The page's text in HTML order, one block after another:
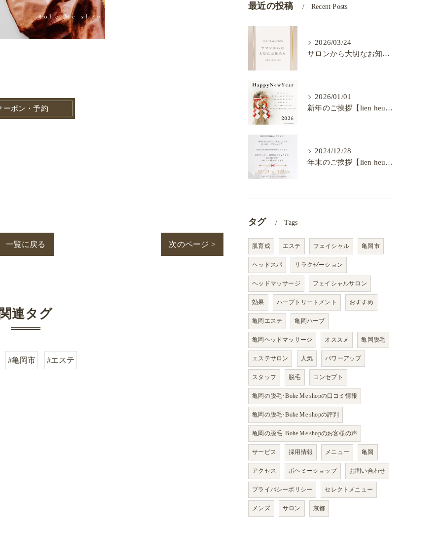
ーポン・予約
一覧に戻る 次のページ >
関連タグ
#亀岡市 #エステ
最近の投稿 Recent Posts
2026/03/24
サロンから大切なお知らせ【lien heureux】
2026/01/01
新年のご挨拶【lien heureux】
2024/12/28
年末のご挨拶【lien heureux】
タグ Tags
肌育成 エステ フェイシャル 亀岡市
ヘッドスパ リラクゼーション
ヘッドマッサージ フェイシャルサロン
効果 ハーブトリートメント おすすめ
亀岡エステ 亀岡ハーブ
亀岡ヘッドマッサージ オススメ 亀岡脱毛
エステサロン 人気 パワーアップ
スタッフ 脱毛 コンセプト
亀岡の脱毛･Bohe Me shopの口コミ情報
亀岡の脱毛･Bohe Me shopの評判
亀岡の脱毛･Bohe Me shopのお客様の声
サービス 採用情報 メニュー 亀岡
アクセス ボヘミーショップ お問い合わせ
プライバシーポリシー セレクトメニュー
メンズ サロン 京都